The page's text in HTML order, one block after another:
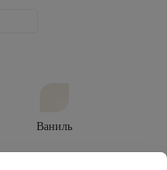
Ваниль